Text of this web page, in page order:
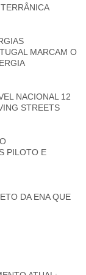
MARCAM O
NACIONAL 12
STREETS
PILOTO E
DA ENA QUE